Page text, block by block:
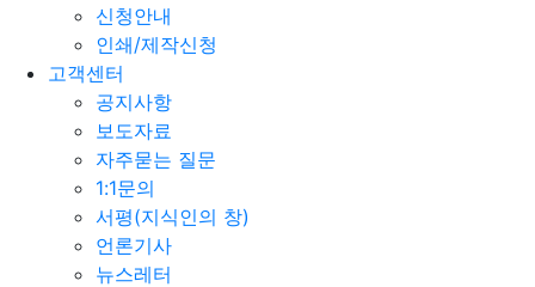
신청안내
인쇄/제작신청
고객센터
공지사항
보도자료
자주묻는 질문
1:1문의
서평(지식인의 창)
언론기사
뉴스레터